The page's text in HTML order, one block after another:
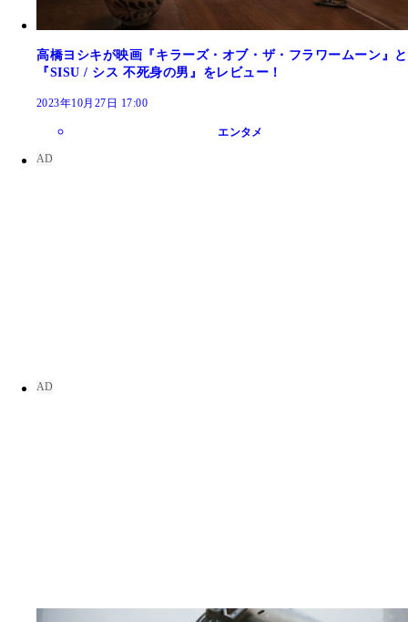
高橋ヨシキが映画『キラーズ・オブ・ザ・フラワームーン』と
『SISU / シス 不死身の男』をレビュー！
2023年10月27日 17:00
エンタメ